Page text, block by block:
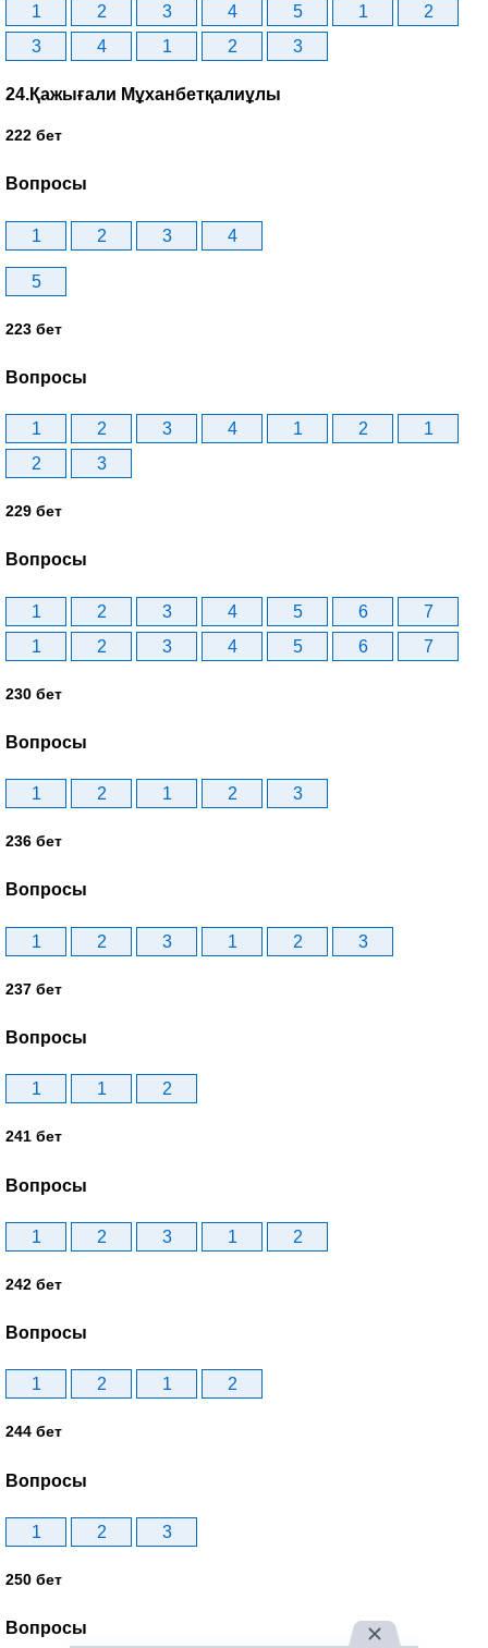
1 2 3 4 5 1
2
3
4 1 2 3
24.Қажығали Мұханбетқалиұлы
222 бет
Вопросы
1 2 3 4
5
223 бет
Вопросы
1 2 3 4 1 2
1
2
3
229 бет
Вопросы
1 2 3 4 5 6
7
1
2 3 4 5 6 7
230 бет
Вопросы
1 2 1 2 3
236 бет
Вопросы
1 2 3 1 2 3
237 бет
Вопросы
1 1 2
241 бет
Вопросы
1 2 3 1 2
242 бет
Вопросы
1 2 1 2
244 бет
Вопросы
1 2 3
250 бет
Вопросы